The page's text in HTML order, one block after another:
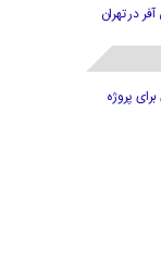
در تهران
پروژه